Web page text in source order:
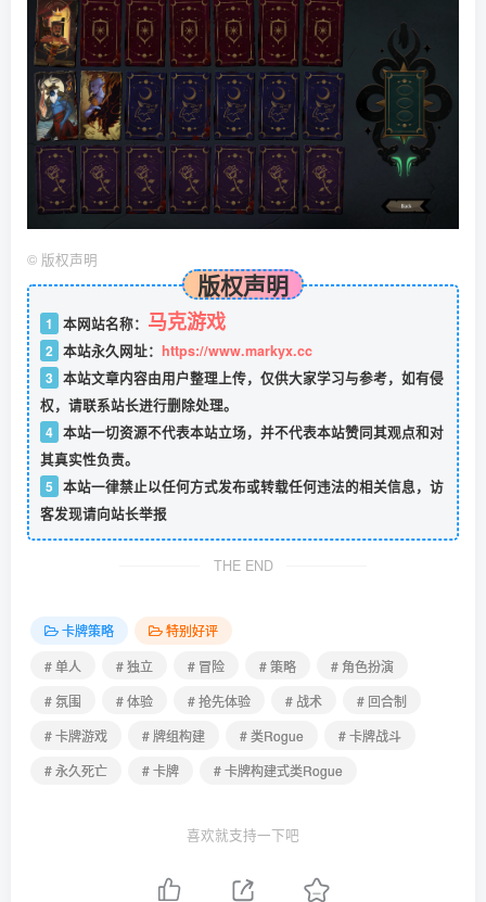
© 版权声明
版权声明
1 本网站名称： 马克游戏
2 本站永久网址： https://www.markyx.cc
3 本站文章内容由用户整理上传，仅供大家学习与参考，如有侵
权，请联系站长进行删除处理。
4 本站一切资源不代表本站立场，并不代表本站赞同其观点和对
其真实性负责。
5 本站一律禁止以任何方式发布或转载任何违法的相关信息，访
客发现请向站长举报
THE END
卡牌策略
特别好评
# 单人
# 独立 # 冒险 # 策略
# 角色扮演
# 氛围
# 体验 # 抢先体验 # 战术
# 回合制
# 卡牌游戏
# 牌组构建 # 类Rogue
# 卡牌战斗
# 永久死亡
# 卡牌 # 卡牌构建式类Rogue
喜欢就支持一下吧